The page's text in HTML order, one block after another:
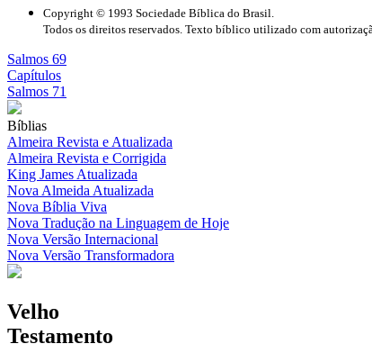
Copyright © 1993 Sociedade Bíblica do Brasil.
Todos os direitos reservados. Texto bíblico utilizado com
Salmos 69
Capítulos
Salmos 71
Bíblias
Almeira Revista e Atualizada
Almeira Revista e Corrigida
King James Atualizada
Nova Almeida Atualizada
Nova Bíblia Viva
Nova Tradução na Linguagem de Hoje
Nova Versão Internacional
Nova Versão Transformadora
Velho
Testamento